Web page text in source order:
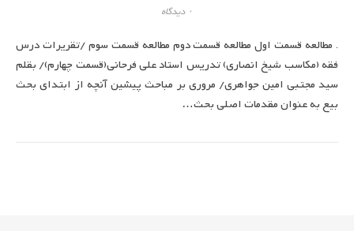
۰ دیدگاه
. مطالعه قسمت اول مطالعه قسمت دوم مطالعه قسمت سوم /تقریرات درس
فقه (مکاسب شیخ انصاری) تدریس استاد علی فرحانی(قسمت چهارم)/ بقلم
سید مجتبی امین جواهری/ مروری بر مباحث پیشین آنچه از ابتدای بحث
بیع به عنوان مقدمات اصلی بحث…